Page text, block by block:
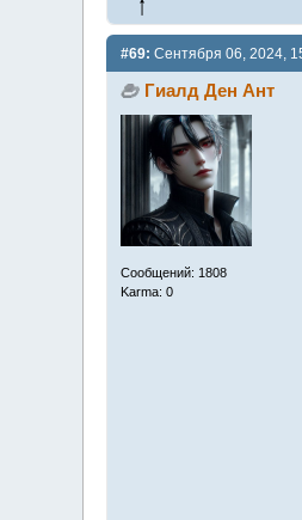
#69: Сентября 06, 2024,
Гиалд Ден Ант
Сообщений: 1808
Karma: 0